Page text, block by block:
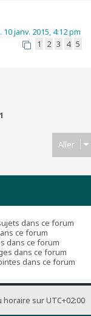
10 janv. 2015, 4:12 pm
1 2 3 4 5
1
Aller
dans ce forum
ce forum
dans ce forum
dans ce forum
dans ce forum
horaire surUTC+02:00